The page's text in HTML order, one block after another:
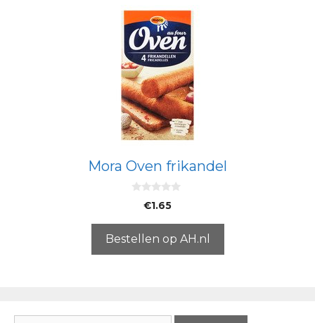
Mora Oven frikandel
5
€1.65
Bestellen op AH.nl